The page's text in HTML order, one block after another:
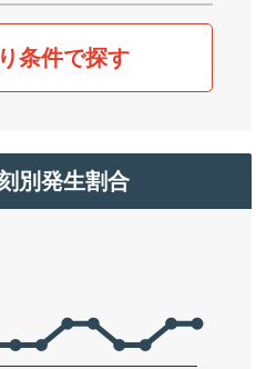
条件で探す
別発生割合